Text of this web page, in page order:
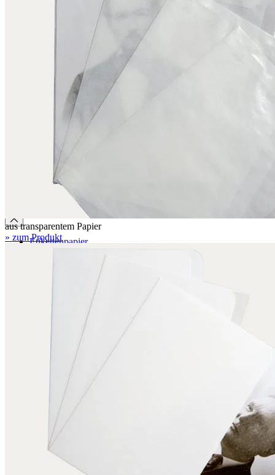
Umschläge mit Nachfalz
Hüllen in U-Form
Hüllen in L-Form
Klappumschläge
Urkundenhüllen
Siegelschutzhüllen
Klebstoffe / Klebebänder
Klebstoffe
Klebebänder
Etikettenpapier
Abheftmechanik
Albertina-Kompresse
Panduranstift
Boxing System
aus transparentem Papier
» zum Produkt